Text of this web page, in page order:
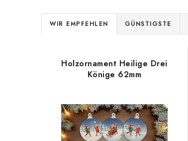
P
r
WIR EMPFEHLEN GÜNSTIGSTE
Holzornament Heilige Drei
Könige 62mm